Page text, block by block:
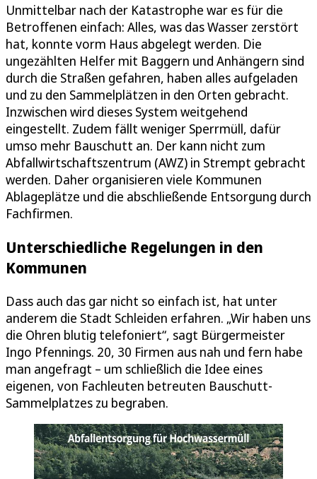
Unmittelbar nach der Katastrophe war es für die
Betroffenen einfach: Alles, was das Wasser zerstört
hat, konnte vorm Haus abgelegt werden. Die
ungezählten Helfer mit Baggern und Anhängern sind
durch die Straßen gefahren, haben alles aufgeladen
und zu den Sammelplätzen in den Orten gebracht.
Inzwischen wird dieses System weitgehend
eingestellt. Zudem fällt weniger Sperrmüll, dafür
umso mehr Bauschutt an. Der kann nicht zum
Abfallwirtschaftszentrum (AWZ) in Strempt gebracht
werden. Daher organisieren viele Kommunen
Ablageplätze und die abschließende Entsorgung durch
Fachfirmen.
Unterschiedliche Regelungen in den
Kommunen
Dass auch das gar nicht so einfach ist, hat unter
anderem die Stadt Schleiden erfahren. „Wir haben uns
die Ohren blutig telefoniert“, sagt Bürgermeister
Ingo Pfennings. 20, 30 Firmen aus nah und fern habe
man angefragt – um schließlich die Idee eines
eigenen, von Fachleuten betreuten Bauschutt-
Sammelplatzes zu begraben.